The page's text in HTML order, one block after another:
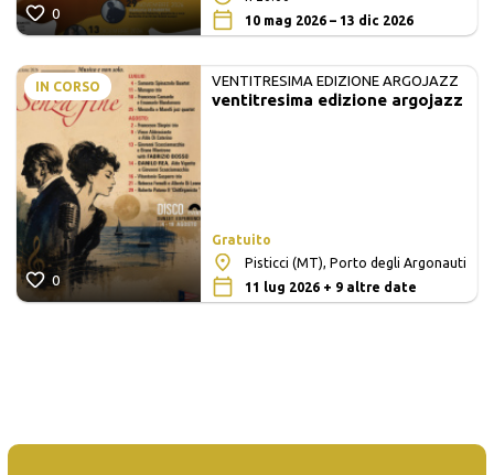
0
10 mag 2026 – 13 dic 2026
IN CORSO
0
VENTITRESIMA EDIZIONE ARGOJAZZ
ventitresima edizione argojazz
Gratuito
Pisticci (MT), Porto degli Argonauti
11 lug 2026 + 9 altre date